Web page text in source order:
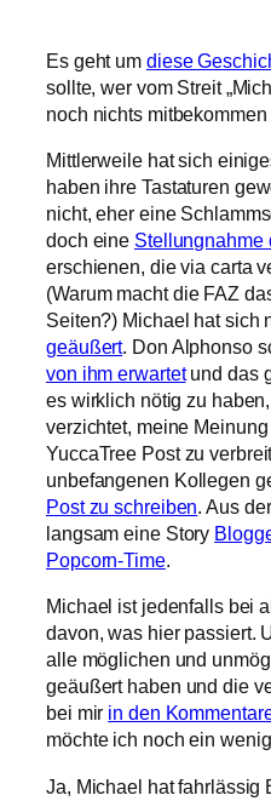
Es geht um diese
sollte, wer vom Streit
noch nichts mitbekommen
Mittlerweile hat sich
haben ihre Tastaturen
nicht, eher eine
doch eine Stellungnahme
erschienen, die via carta
(Warum macht die FAZ
Seiten?) Michael hat sich
geäußert. Don Alphonso
von ihm erwartetund das
es wirklich nötig zu
verzichtet, meine
YuccaTree Post zu
unbefangenen Kollegen
Post zu schreiben. Aus
langsam eine Story
Popcorn-Time.
Michael ist jedenfalls bei
davon, was hier passiert.
alle möglichen und
geäußert haben und die
bei mir in den
möchte ich noch ein
Ja, Michael hat fahrlässig